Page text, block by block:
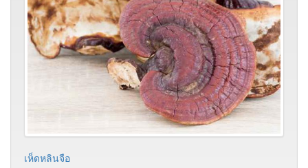
เห็ดหลินจือ